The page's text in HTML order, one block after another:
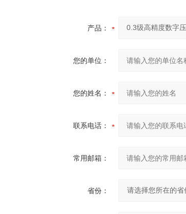
产品：
您的单位：
您的姓名：
联系电话：
常用邮箱：
省份：